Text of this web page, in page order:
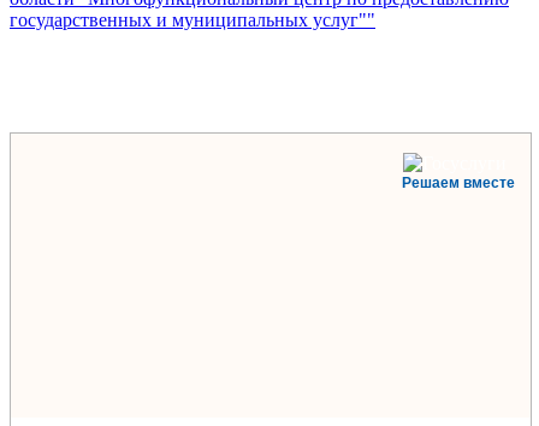
государственных и муниципальных услуг""
Решаем вместе